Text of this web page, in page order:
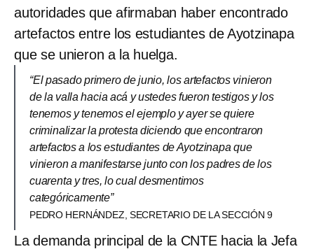
autoridades que afirmaban haber encontrado
artefactos entre los estudiantes de Ayotzinapa
que se unieron a la huelga.
“El pasado primero de junio, los artefactos vinieron
de la valla hacia acá y ustedes fueron testigos y los
tenemos y tenemos el ejemplo y ayer se quiere
criminalizar la protesta diciendo que encontraron
artefactos a los estudiantes de Ayotzinapa que
vinieron a manifestarse junto con los padres de los
cuarenta y tres, lo cual desmentimos
categóricamente”
PEDRO HERNÁNDEZ, SECRETARIO DE LA SECCIÓN 9
La demanda principal de la CNTE hacia la Jefa